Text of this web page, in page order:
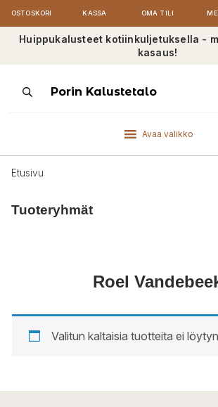
OSTOSKORI KASSA OMA TILI
Huippukalusteet kotiinkuljetuksella -
kasaus!
ProductsPorin Kalustetalo
Avaa valikko
Etusivu
Tuoteryhmät
Roel
Valitun kaltaisia tuotteita ei